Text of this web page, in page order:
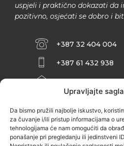
Upravljajte
Da bismo pružili najbolje iskustvo,
za čuvanje i/ili pristup informacijama o
tehnologijama će nam omogućiti da
ponašanje pri pregledanju ili jedinstveni
uspjeli i praktično dokazati da
pozitivno, osjećati se dobro i
+387 32 404 004
+387 61 432 938
INFO@ZENIT.BA
ZENIČANKA, 3.